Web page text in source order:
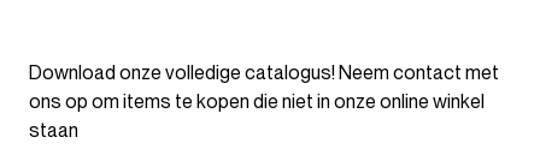
Download onze volledige catalogus! Neem contact met
ons op om items te kopen die niet in onze online winkel
staan